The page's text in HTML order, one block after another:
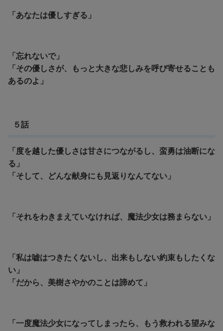
「あなたは優しすぎる」
「忘れないで」
「その優しさが、もっと大きな悲しみを呼び寄せることも
あるのよ」
５話
「度を越した優しさは甘さにつながるし、蛮勇は油断にな
る」
「そして、どんな献身にも見返りなんてない」
「それをわきまえていなければ、魔法少女は務まらない」
「私は嘘はつきたくないし、出来もしない約束もしたくな
い」
「だから、美樹さやかのことは諦めて」
「一度魔法少女になってしまったら、もう救われる望みな